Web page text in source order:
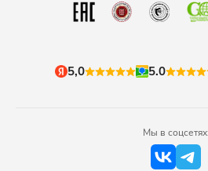
5,0 5.0
Мы в соцсетях: